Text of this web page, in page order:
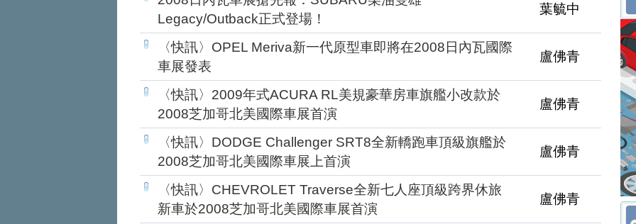
Legacy/Outback正式登場！
葉毓中
〈快訊〉OPEL Meriva新一代原型車即將在2008日內瓦國際
車展發表
盧佛青
〈快訊〉2009年式ACURA RL美規豪華房車旗艦小改款於
2008芝加哥北美國際車展首演
盧佛青
〈快訊〉DODGE Challenger SRT8全新轎跑車頂級旗艦於
2008芝加哥北美國際車展上首演
盧佛青
〈快訊〉CHEVROLET Traverse全新七人座頂級跨界休旅
新車於2008芝加哥北美國際車展首演
盧佛青